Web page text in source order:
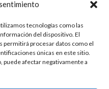
tecnologías como las
del dispositivo. El
permitirá procesar datos como el
únicas en este sitio.
afectar negativamente a